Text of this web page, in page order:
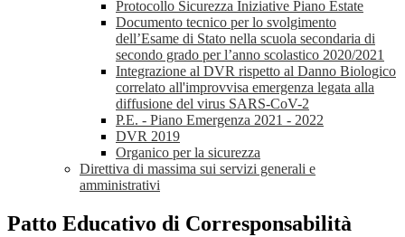
Protocollo Sicurezza Iniziative Piano Estate
Documento tecnico per lo svolgimento
dell’Esame di Stato nella scuola secondaria di
secondo grado per l’anno scolastico 2020/2021
Integrazione al DVR rispetto al Danno Biologico
correlato all'improvvisa emergenza legata alla
diffusione del virus SARS-CoV-2
P.E. - Piano Emergenza 2021 - 2022
DVR 2019
Organico per la sicurezza
Direttiva di massima sui servizi generali e
amministrativi
Patto Educativo di Corresponsabilità